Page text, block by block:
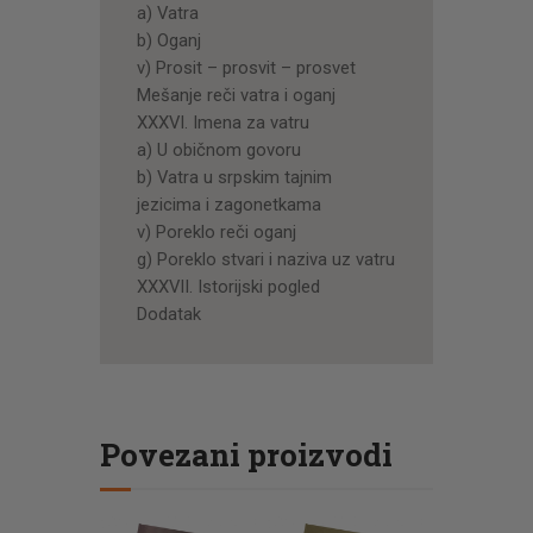
a) Vatra
b) Oganj
v) Prosit – prosvit – prosvet
Mešanje reči vatra i oganj
XXXVI. Imena za vatru
a) U običnom govoru
b) Vatra u srpskim tajnim
jezicima i zagonetkama
v) Poreklo reči oganj
g) Poreklo stvari i naziva uz vatru
XXXVII. Istorijski pogled
Dodatak
Povezani proizvodi